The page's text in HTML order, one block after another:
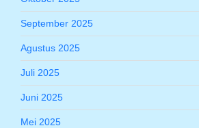
September 2025
Agustus 2025
Juli 2025
Juni 2025
Mei 2025